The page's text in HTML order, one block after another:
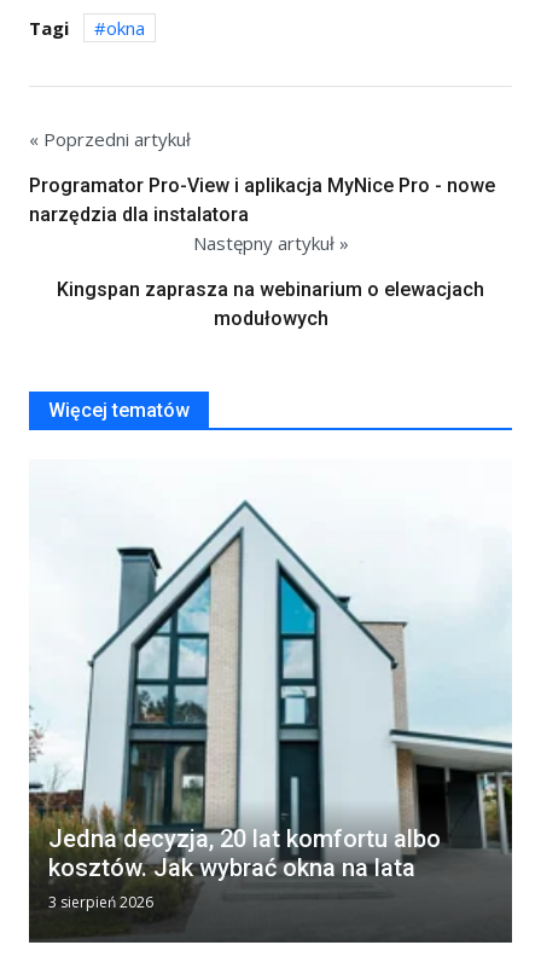
Tagi okna
« Poprzedni artykuł
Programator Pro-View i aplikacja MyNice Pro - nowe
narzędzia dla instalatora
Następny artykuł »
Kingspan zaprasza na webinarium o elewacjach
modułowych
Więcej tematów
Jedna decyzja, 20 lat komfortu albo
kosztów. Jak wybrać okna na lata
3 sierpień 2026